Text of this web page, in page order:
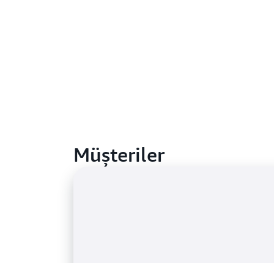
Müşteriler